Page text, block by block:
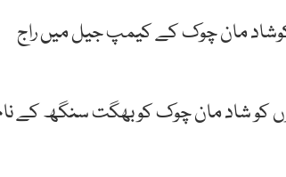
کوشاد مان چوک کے کیمپ جیل میں راج
کو شاد مان چوک کو بھگت سنگھ کے